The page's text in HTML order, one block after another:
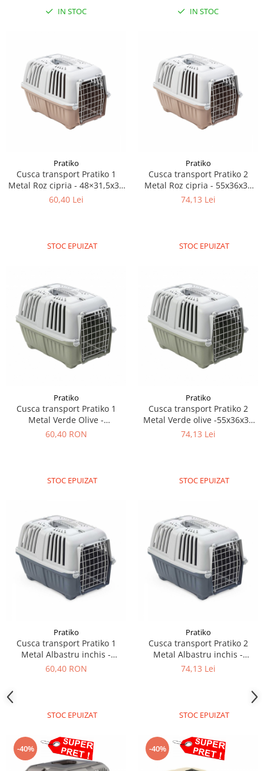
IN STOC IN STOC
Pratiko
Cusca transport Pratiko 1
Metal Roz cipria - 48×31,5x33
cm
60,40 Lei
STOC EPUIZAT
Pratiko
Cusca transport Pratiko 2
Metal Roz cipria - 55x36x36
cm
74,13 Lei
STOC EPUIZAT
Pratiko
Cusca transport Pratiko 1
Metal Verde Olive -
48×31,5x33 cm
60,40 RON
STOC EPUIZAT
Pratiko
Cusca transport Pratiko 2
Metal Verde olive -55x36x36
cm
74,13 Lei
STOC EPUIZAT
Pratiko
Cusca transport Pratiko 1
Metal Albastru inchis -
48×31,5x33 cm
60,40 RON
STOC EPUIZAT
Pratiko
Cusca transport Pratiko 2
Metal Albastru inchis -
55x36x36 cm
74,13 Lei
STOC EPUIZAT
-40% -40%